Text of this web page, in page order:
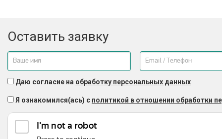
Оставить заявку
Даю согласие на обработку персональных данных
Я ознакомился(ась) с политикой в отношении обработки